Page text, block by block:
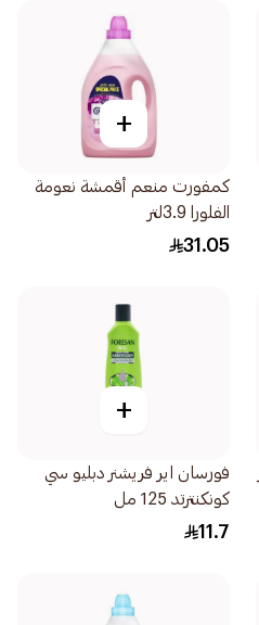
+
كمفورت منعم أقمشة نعومة
الفلورا 3.9لتر
31.05
+
فورسان اير فريشنر دبليو سي
كونكنترتد 125 مل
11.7